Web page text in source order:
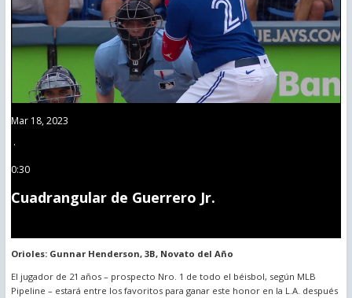
Mar 18, 2023
·
0:30
Cuadrangular de Guerrero Jr.
Orioles: Gunnar Henderson, 3B, Novato del Año
El jugador de 21 años – prospecto Nro. 1 de todo el béisbol, según MLB
Pipeline – estará entre los favoritos para ganar este honor en la L.A. después